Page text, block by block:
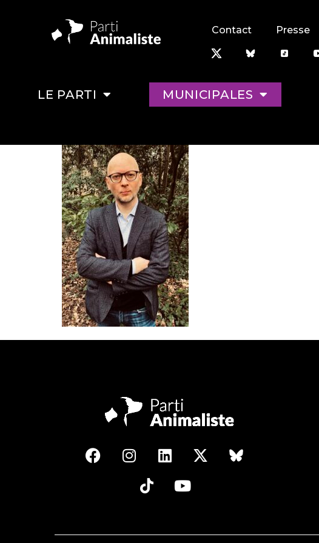
Contact Presse
LE PARTI MUNICIPALES